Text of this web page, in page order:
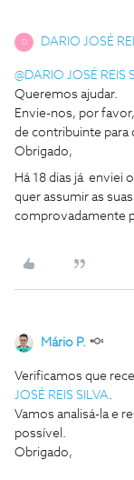
D DARIO JOSÉ
@DARIO JOSÉ REIS
Queremos ajudar.
Envie-nos, por
de contribuinte para
Obrigado,
Há 18 dias já enviei
quer assumir as
comprovadamente
Mário P.
Verificamos que
JOSÉ REIS SILVA.
Vamos analisá-la e
possível.
Obrigado,